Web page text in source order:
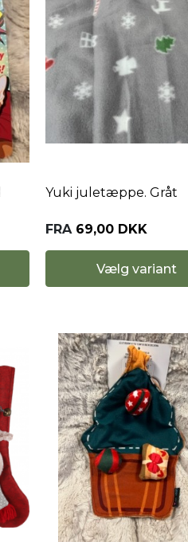
Yuki juletæppe. Gråt
FRA 69,00 DKK
Vælg variant